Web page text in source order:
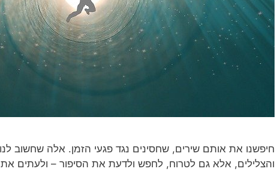
חיפשנו את אותם שירים, שחסינים נגד פגעי הזמן. אלה שחשוב
והצלילים, אלא גם לטרוח, לחפש ולדעת את הסיפור – ולעתים